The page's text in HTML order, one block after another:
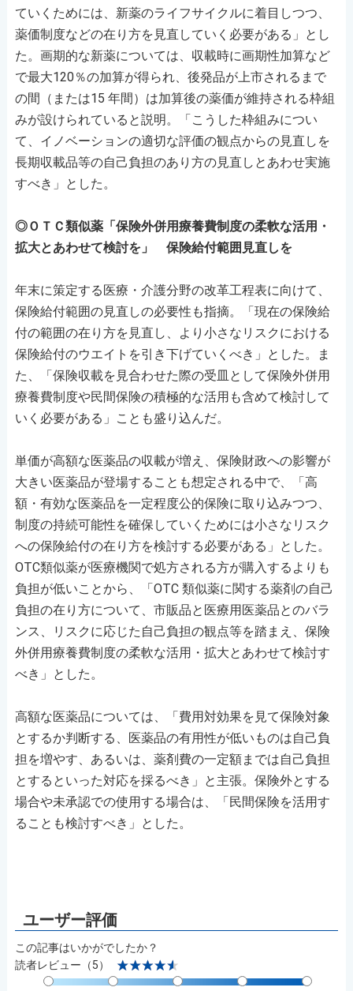
ていくためには、新薬のライフサイクルに着目しつつ、
薬価制度などの在り方を見直していく必要がある」とし
た。画期的な新薬については、収載時に画期性加算など
で最大120％の加算が得られ、後発品が上市されるまで
の間（または15 年間）は加算後の薬価が維持される枠組
みが設けられていると説明。「こうした枠組みについ
て、イノベーションの適切な評価の観点からの見直しを
長期収載品等の自己負担のあり方の見直しとあわせ実施
すべき」とした。
◎ＯＴＣ類似薬「保険外併用療養費制度の柔軟な活用・
拡大とあわせて検討を」 保険給付範囲見直しを
年末に策定する医療・介護分野の改革工程表に向けて、
保険給付範囲の見直しの必要性も指摘。「現在の保険給
付の範囲の在り方を見直し、より小さなリスクにおける
保険給付のウエイトを引き下げていくべき」とした。ま
た、「保険収載を見合わせた際の受皿として保険外併用
療養費制度や民間保険の積極的な活用も含めて検討して
いく必要がある」ことも盛り込んだ。
単価が高額な医薬品の収載が増え、保険財政への影響が
大きい医薬品が登場することも想定される中で、「高
額・有効な医薬品を一定程度公的保険に取り込みつつ、
制度の持続可能性を確保していくためには小さなリスク
への保険給付の在り方を検討する必要がある」とした。
OTC類似薬が医療機関で処方される方が購入するよりも
負担が低いことから、「OTC 類似薬に関する薬剤の自己
負担の在り方について、市販品と医療用医薬品とのバラ
ンス、リスクに応じた自己負担の観点等を踏まえ、保険
外併用療養費制度の柔軟な活用・拡大とあわせて検討す
べき」とした。
高額な医薬品については、「費用対効果を見て保険対象
とするか判断する、医薬品の有用性が低いものは自己負
担を増やす、あるいは、薬剤費の一定額までは自己負担
とするといった対応を採るべき」と主張。保険外とする
場合や未承認での使用する場合は、「民間保険を活用す
ることも検討すべき」とした。
この記事はいかがでしたか？
読者レビュー（5）